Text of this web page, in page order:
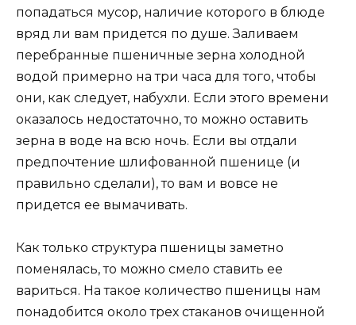
попадаться мусор, наличие которого в блюде
вряд ли вам придется по душе. Заливаем
перебранные пшеничные зерна холодной
водой примерно на три часа для того, чтобы
они, как следует, набухли. Если этого времени
оказалось недостаточно, то можно оставить
зерна в воде на всю ночь. Если вы отдали
предпочтение шлифованной пшенице (и
правильно сделали), то вам и вовсе не
придется ее вымачивать.
Как только структура пшеницы заметно
поменялась, то можно смело ставить ее
вариться. На такое количество пшеницы нам
понадобится около трех стаканов очищенной